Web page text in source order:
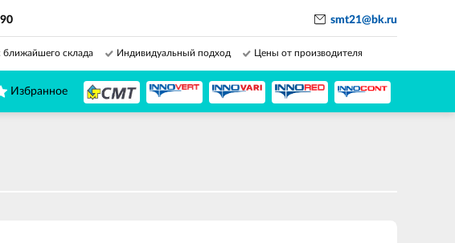
Избранное
ближайшего склада Индивидуальный подход Цены от производителя
smt21@bk.ru